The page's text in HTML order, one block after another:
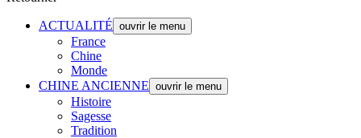
ACTUALITÉ ouvrir le menu
France
Chine
Monde
CHINE ANCIENNE ouvrir le menu
Histoire
Sagesse
Tradition